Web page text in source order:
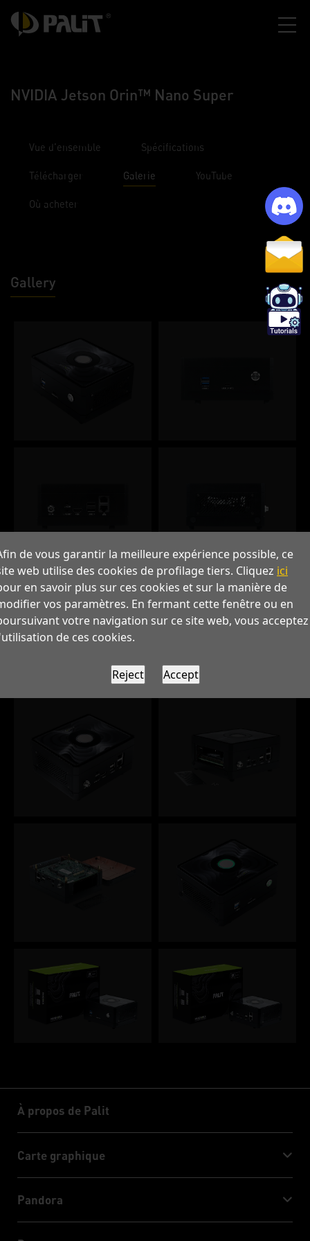
de vous garantir la meilleure expérience possible, ce
web utilise des cookies de profilage tiers. Cliquez ici
en savoir plus sur ces cookies et sur la manière de
vos paramètres. En fermant cette fenêtre ou en
votre navigation sur ce site web, vous acceptez
de ces cookies.
NVIDIA Jetson Orin™ Nano Super
Vue d’ensemble Spécifications
Télécharger Galerie YouTube
Où acheter
Gallery
À propos de Palit
Carte graphique
Pandora